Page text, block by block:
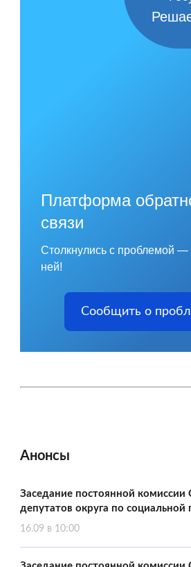
Платформа
связи
Столкнулись с проблемой
ней!
Сообщить о
Анонсы
Заседание постоянной комиссии
депутатов округа по социальной
16.09 в 10:00